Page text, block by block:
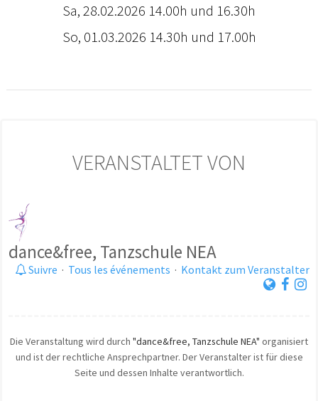
Sa, 28.02.2026 14.00h und 16.30h
So, 01.03.2026 14.30h und 17.00h
VERANSTALTET VON
dance&free, Tanzschule NEA
Suivre · Tous les événements · Kontakt zum Veranstalter
Die Veranstaltung wird durch "dance&free, Tanzschule NEA" organisiert
und ist der rechtliche Ansprechpartner. Der Veranstalter ist für diese
Seite und dessen Inhalte verantwortlich.